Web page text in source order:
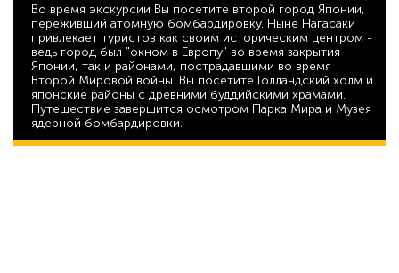
Во время экскурсии Вы посетите второй город Японии,
переживший атомную бомбардировку. Ныне Нагасаки
привлекает туристов как своим историческим центром -
ведь город был "окном в Европу" во время закрытия
Японии, так и районами, пострадавшими во время
Второй Мировой войны. Вы посетите Голландский холм и
японские районы с древними буддийскими храмами.
Путешествие завершится осмотром Парка Мира и Музея
ядерной бомбардировки.